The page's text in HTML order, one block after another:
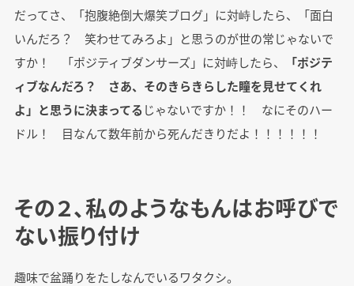
だってさ、「抱腹絶倒大爆笑ブログ」に対峙したら、「面白
いんだろ？ 笑わせてみろよ」と思うのが世の常じゃないで
すか！ 「ポジティブダンサーズ」に対峙したら、
「ポジテ
ィブなんだろ？ さあ、そのきらきらした瞳を見せてくれ
よ」と思うに決まってる じゃないですか！！ なにそのハー
ドル！ 目なんて数年前から死んだきりだよ！！！！！！
その２、私のようなもんはお呼びで
ない振り付け
趣味で盆踊りをたしなんでいるワタクシ。